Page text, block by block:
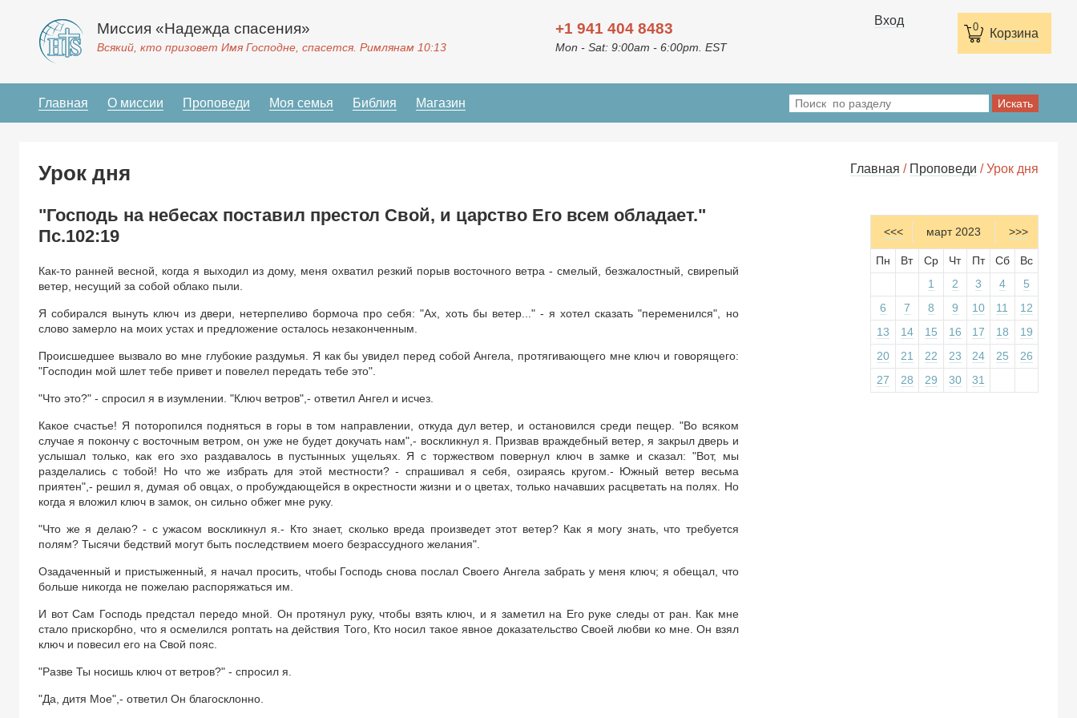
0 Корзина
Миссия «Надежда спасения»
Всякий, кто призовет Имя Господне, спасется. Римлянам 10:13
+1 941 404 8483
Mon - Sat: 9:00am - 6:00pm. EST
Вход
Главная О миссии Проповеди Моя семья Библия Магазин
Главная / Проповеди / Урок дня
Урок дня
"Господь на небесах поставил престол Свой, и царство Его всем обладает."
Пс.102:19
Как-то ранней весной, когда я выходил из дому, меня охватил резкий порыв восточного ветра - смелый, безжалостный, свирепый
ветер, несущий за собой облако пыли.
Я собирался вынуть ключ из двери, нетерпеливо бормоча про себя: "Ах, хоть бы ветер..." - я хотел сказать "переменился", но
слово замерло на моих устах и предложение осталось незаконченным.
Происшедшее вызвало во мне глубокие раздумья. Я как бы увидел перед собой Ангела, протягивающего мне ключ и говорящего:
"Господин мой шлет тебе привет и повелел передать тебе это".
"Что это?" - спросил я в изумлении. "Ключ ветров",- ответил Ангел и исчез.
Какое счастье! Я поторопился подняться в горы в том направлении, откуда дул ветер, и остановился среди пещер. "Во всяком
случае я покончу с восточным ветром, он уже не будет докучать нам",- воскликнул я. Призвав враждебный ветер, я закрыл дверь и
услышал только, как его эхо раздавалось в пустынных ущельях. Я с торжеством повернул ключ в замке и сказал: "Вот, мы
разделались с тобой! Но что же избрать для этой местности? - спрашивал я себя, озираясь кругом.- Южный ветер весьма
приятен",- решил я, думая об овцах, о пробуждающейся в окрестности жизни и о цветах, только начавших расцветать на полях. Но
когда я вложил ключ в замок, он сильно обжег мне руку.
"Что же я делаю? - с ужасом воскликнул я.- Кто знает, сколько вреда произведет этот ветер? Как я могу знать, что требуется
полям? Тысячи бедствий могут быть последствием моего безрассудного желания".
Озадаченный и пристыженный, я начал просить, чтобы Господь снова послал Своего Ангела забрать у меня ключ; я обещал, что
больше никогда не пожелаю распоряжаться им.
И вот Сам Господь предстал передо мной. Он протянул руку, чтобы взять ключ, и я заметил на Его руке следы от ран. Как мне
стало прискорбно, что я осмелился роптать на действия Того, Кто носил такое явное доказательство Своей любви ко мне. Он взял
ключ и повесил его на Свой пояс.
"Разве Ты носишь ключ от ветров?" - спросил я.
"Да, дитя Мое",- ответил Он благосклонно.
<<< март 2023 >>>
Пн Вт Ср Чт Пт Сб
Вс
1
2 3 4
5
6
7 8 9 10 11
12
13
14 15 16 17 18
19
20
21 22 23 24 25
26
27
28 29 30 31